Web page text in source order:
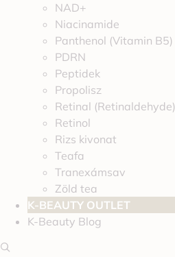
NAD+
Niacinamide
Panthenol (Vitamin B5)
PDRN
Peptidek
Propolisz
Retinal (Retinaldehyde)
Retinol
Rizs kivonat
Teafa
Tranexámsav
Zöld tea
K-BEAUTY OUTLET
K-Beauty Blog